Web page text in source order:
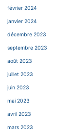
février 2024
janvier 2024
décembre 2023
septembre 2023
août 2023
juillet 2023
juin 2023
mai 2023
avril 2023
mars 2023